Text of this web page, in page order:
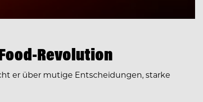
Revolution
er über mutige Entscheidungen, starke